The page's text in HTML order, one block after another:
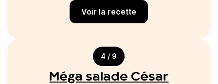
Voir la recette
4 / 9
Méga salade César